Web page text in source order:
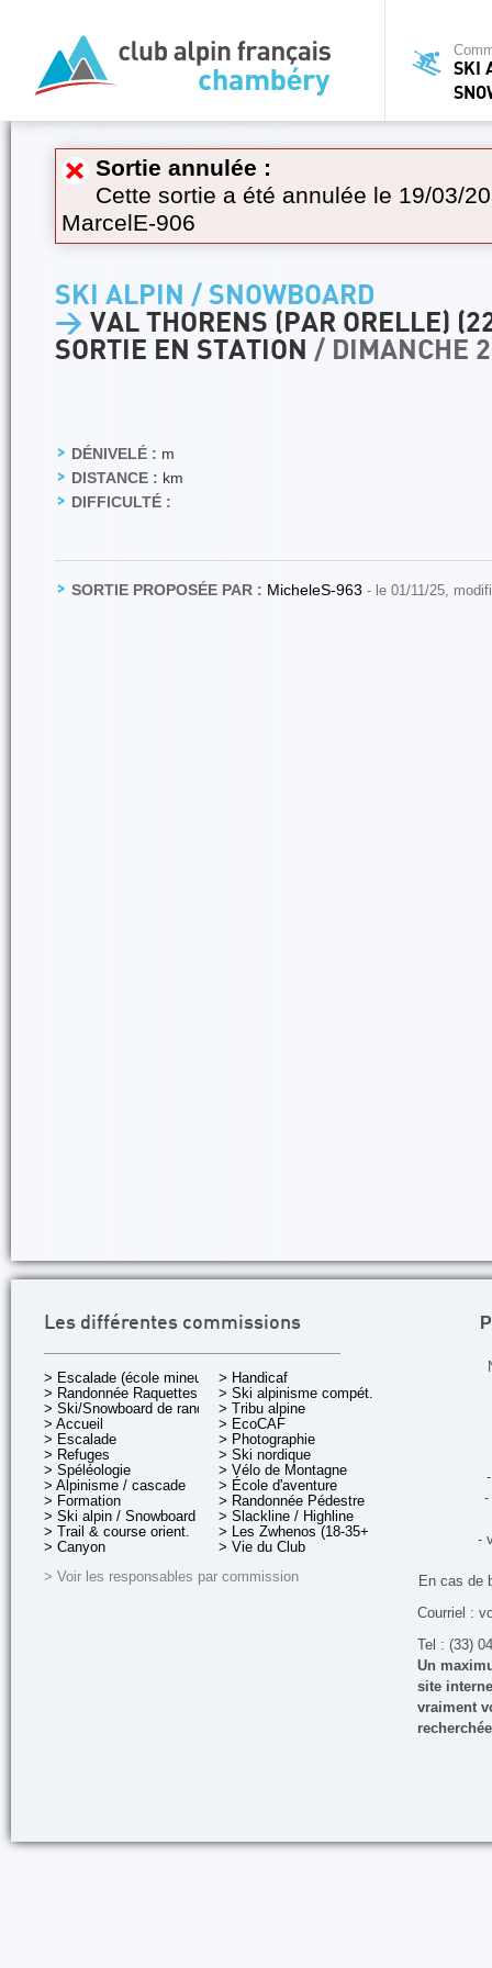
SKI
Sortie annulée :
Cette sortie a été annulée le 19/03/
MarcelE-906
SKI ALPIN / SNOWBOARD
> VAL THORENS (PAR ORELLE)
SORTIE EN STATION / DIMANCHE
DÉNIVELÉ : m
DISTANCE : km
DIFFICULTÉ :
SORTIE PROPOSÉE PAR : MicheleS-963 - le 01/11/25,
Les différentes commissions
> Escalade (école mineurs)
> Randonnée Raquettes
> Ski/Snowboard de rando.
> Accueil
> Escalade
> Refuges
> Spéléologie
> Alpinisme / cascade
> Formation
> Ski alpin / Snowboard
> Trail & course orient.
> Canyon
> Handicaf
> Ski alpinisme compét.
> Tribu alpine
> EcoCAF
> Photographie
> Ski nordique
> Vélo de Montagne
> École d'aventure
> Randonnée Pédestre
> Slackline / Highline
> Les Zwhenos (18-35+ ans)
> Vie du Club
> Voir les responsables par commission
-
-
En cas de
Courriel :
Tel : (33)
Un
site
vraiment